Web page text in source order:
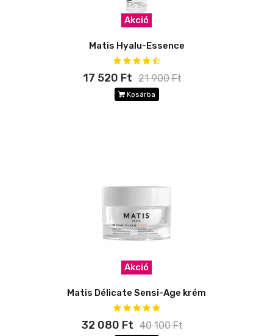
Akció
Matis Hyalu-Essence
17 520 Ft 21 900 Ft
Kosárba
Akció
Matis Délicate Sensi-Age krém
32 080 Ft 40 100 Ft